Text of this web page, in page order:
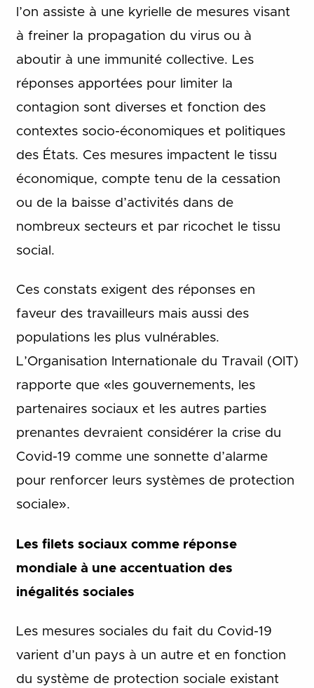
l’on assiste à une kyrielle de mesures visant
à freiner la propagation du virus ou à
aboutir à une immunité collective. Les
réponses apportées pour limiter la
contagion sont diverses et fonction des
contextes socio-économiques et politiques
des États. Ces mesures impactent le tissu
économique, compte tenu de la cessation
ou de la baisse d’activités dans de
nombreux secteurs et par ricochet le tissu
social.
Ces constats exigent des réponses en
faveur des travailleurs mais aussi des
populations les plus vulnérables.
L’Organisation Internationale du Travail (OIT)
rapporte que «les gouvernements, les
partenaires sociaux et les autres parties
prenantes devraient considérer la crise du
Covid-19 comme une sonnette d’alarme
pour renforcer leurs systèmes de protection
sociale».
Les filets sociaux comme réponse
mondiale à une accentuation des
inégalités sociales
Les mesures sociales du fait du Covid-19
varient d’un pays à un autre et en fonction
du système de protection sociale existant